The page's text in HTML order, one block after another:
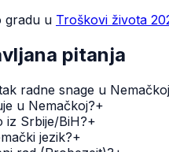
gradu u Troškovi života
pitanja
radne snage u
u Nemačkoj?+
iz Srbije/BiH?+
jezik?+